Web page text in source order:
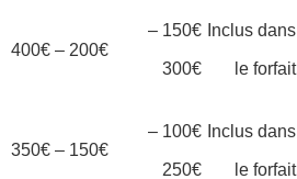
Inclus dans
le forfait
150€ –
300€
200€ – 400€
Inclus dans
le forfait
100€ –
250€
150€ – 350€